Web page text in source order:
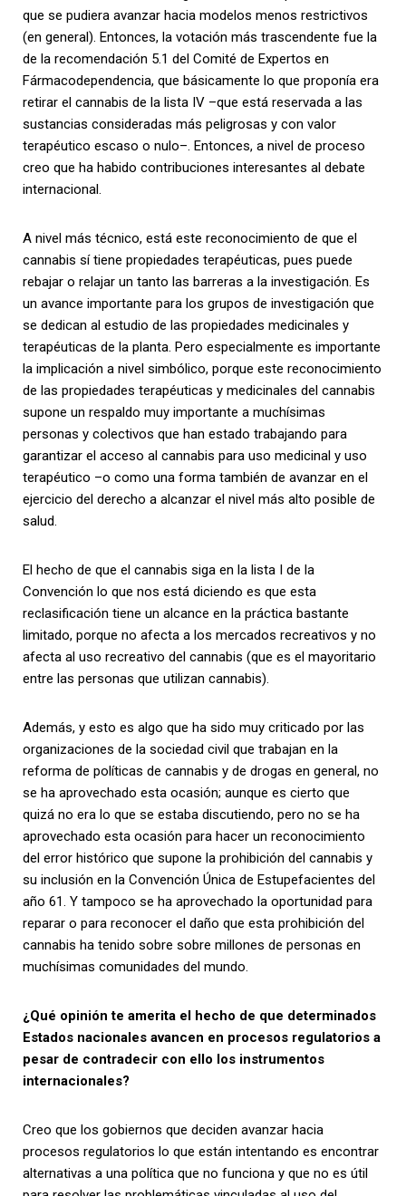
que se pudiera avanzar hacia modelos menos restrictivos
(en general). Entonces, la votación más trascendente fue la
de la recomendación 5.1 del Comité de Expertos en
Fármacodependencia, que básicamente lo que proponía era
retirar el cannabis de la lista IV –que está reservada a las
sustancias consideradas más peligrosas y con valor
terapéutico escaso o nulo–. Entonces, a nivel de proceso
creo que ha habido contribuciones interesantes al debate
internacional.
A nivel más técnico, está este reconocimiento de que el
cannabis sí tiene propiedades terapéuticas, pues puede
rebajar o relajar un tanto las barreras a la investigación. Es
un avance importante para los grupos de investigación que
se dedican al estudio de las propiedades medicinales y
terapéuticas de la planta. Pero especialmente es importante
la implicación a nivel simbólico, porque este reconocimiento
de las propiedades terapéuticas y medicinales del cannabis
supone un respaldo muy importante a muchísimas
personas y colectivos que han estado trabajando para
garantizar el acceso al cannabis para uso medicinal y uso
terapéutico –o como una forma también de avanzar en el
ejercicio del derecho a alcanzar el nivel más alto posible de
salud.
El hecho de que el cannabis siga en la lista I de la
Convención lo que nos está diciendo es que esta
reclasificación tiene un alcance en la práctica bastante
limitado, porque no afecta a los mercados recreativos y no
afecta al uso recreativo del cannabis (que es el mayoritario
entre las personas que utilizan cannabis).
Además, y esto es algo que ha sido muy criticado por las
organizaciones de la sociedad civil que trabajan en la
reforma de políticas de cannabis y de drogas en general, no
se ha aprovechado esta ocasión; aunque es cierto que
quizá no era lo que se estaba discutiendo, pero no se ha
aprovechado esta ocasión para hacer un reconocimiento
del error histórico que supone la prohibición del cannabis y
su inclusión en la Convención Única de Estupefacientes del
año 61. Y tampoco se ha aprovechado la oportunidad para
reparar o para reconocer el daño que esta prohibición del
cannabis ha tenido sobre sobre millones de personas en
muchísimas comunidades del mundo.
¿Qué opinión te amerita el hecho de que determinados
Estados nacionales avancen en procesos regulatorios a
pesar de contradecir con ello los instrumentos
internacionales?
Creo que los gobiernos que deciden avanzar hacia
procesos regulatorios lo que están intentando es encontrar
alternativas a una política que no funciona y que no es útil